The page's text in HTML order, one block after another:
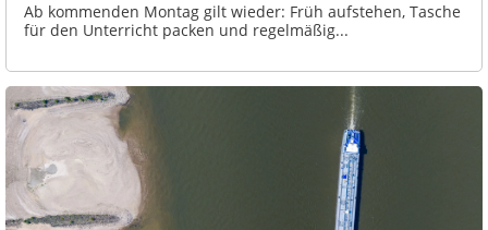
Ab kommenden Montag gilt wieder: Früh aufstehen, Tasche
für den Unterricht packen und regelmäßig...